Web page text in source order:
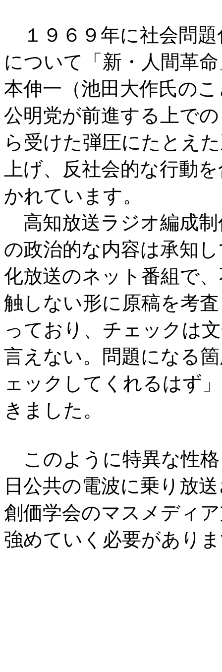
１９６９年に社会問題
について「新・人間革
本伸一（池田大作氏の
公明党が前進する上で
ら受けた弾圧にたとえ
上げ、反社会的な行動
かれています。
高知放送ラジオ編成制
の政治的な内容は承知
化放送のネット番組で
触しない形に原稿を考
っており、チェックは
言えない。問題になる
ェックしてくれるはず
きました。
このように特異な性
日公共の電波に乗り放
創価学会のマスメディ
強めていく必要があり